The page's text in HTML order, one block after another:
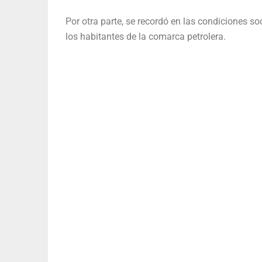
Por otra parte, se recordó en las condiciones
los habitantes de la comarca petrolera.